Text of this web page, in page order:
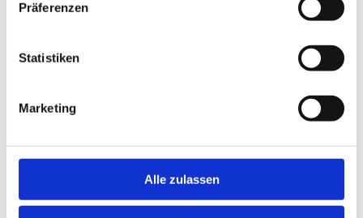
Präferenzen
Statistiken
Marketing
Alle zulassen
Standort: